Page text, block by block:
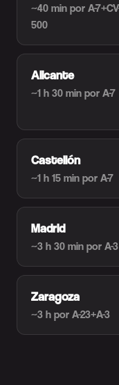
~40 min por A-
500
Alicante
~1 h 30 min por A-7
Castellón
~1 h 15 min por A-7
Madrid
~3 h 30 min por A-3
Zaragoza
~3 h por A-23+A-3